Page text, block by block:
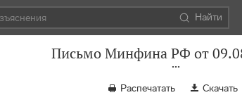
Найти
Письмо Минфина РФ от
Распечатать Скачать